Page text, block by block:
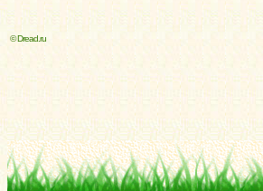
© Dread.ru